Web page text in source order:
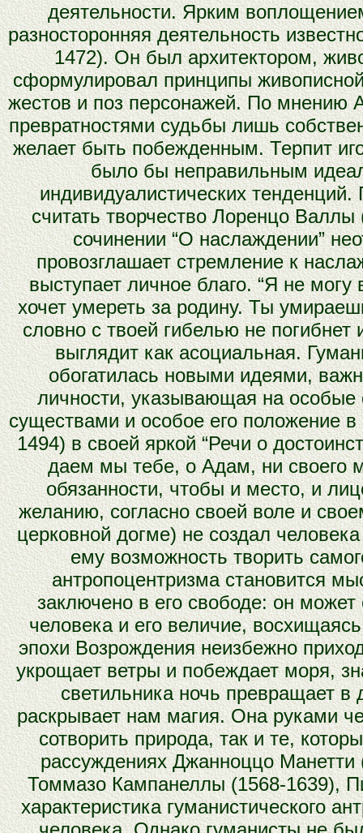
деятельности. Ярким
разносторонняя деятельность
1472). Он был архитектором,
сформулировал принципы
жестов и поз персонажей. По мнению
превратностями судьбы лишь
желает быть побежденным. Терпит
было бы неправильным
индивидуалистических
считать творчество Лоренцо
сочинении “О наслаждении”
провозглашает стремление к
выступает личное благо. “Я не могу
хочет умереть за родину. Ты
словно с твоей гибелью не
выглядит как асоциальная.
обогатилась новыми идеями,
личности, указывающая на особые
существами и особое его положение
1494) в своей яркой “Речи о
даем мы тебе, о Адам, ни своего
обязанности, чтобы и место, и
желанию, согласно своей воле и
церковной догме) не создал
ему возможность творить
антропоцентризма становится
заключено в его свободе: он
человека и его величие,
эпохи Возрождения неизбежно
укрощает ветры и побеждает моря,
светильника ночь превращает в
раскрывает нам магия. Она руками
сотворить природа, так и те,
рассуждениях Джанноццо
Томмазо Кампанеллы (1568-1639),
характеристика гуманистического